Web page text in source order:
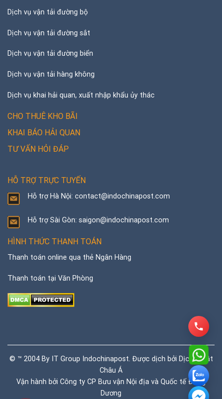
Dịch vụ vận tải đường bộ
Dịch vụ vận tải đường sắt
Dịch vụ vận tải đường biển
Dịch vụ vận tải hàng không
Dịch vụ khai hải quan, xuất nhập khẩu ủy thác
CHO THUÊ KHO BÃI
KHAI BÁO HẢI QUAN
TƯ VẤN HỎI ĐÁP
HỖ TRỢ TRỰC TUYẾN
Hỗ trợ Hà Nội: contact@indochinapost.com
Hỗ trợ Sài Gòn: saigon@indochinapost.com
HÌNH THỨC THANH TOÁN
Thanh toán online qua thẻ Ngân Hàng
Thanh toán tại Văn Phòng
© ™ 2004 By IT Group Indochinapost. Được dịch bởi Dịch thuật
Châu Á
Vận hành bởi Công ty CP Bưu vận Nội địa và Quốc tế Đông
Dương